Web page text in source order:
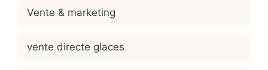
Vente & marketing
vente directe glaces